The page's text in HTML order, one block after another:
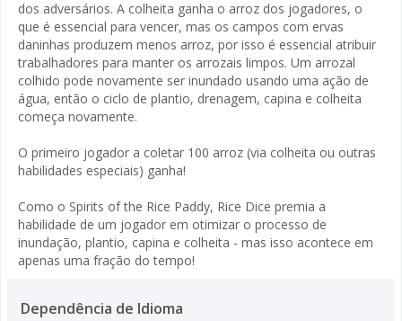
dos adversários. A colheita ganha o arroz dos jogadores, o
que é essencial para vencer, mas os campos com ervas
daninhas produzem menos arroz, por isso é essencial atribuir
trabalhadores para manter os arrozais limpos. Um arrozal
colhido pode novamente ser inundado usando uma ação de
água, então o ciclo de plantio, drenagem, capina e colheita
começa novamente.
O primeiro jogador a coletar 100 arroz (via colheita ou outras
habilidades especiais) ganha!
Como o Spirits of the Rice Paddy, Rice Dice premia a
habilidade de um jogador em otimizar o processo de
inundação, plantio, capina e colheita - mas isso acontece em
apenas uma fração do tempo!
Dependência de Idioma